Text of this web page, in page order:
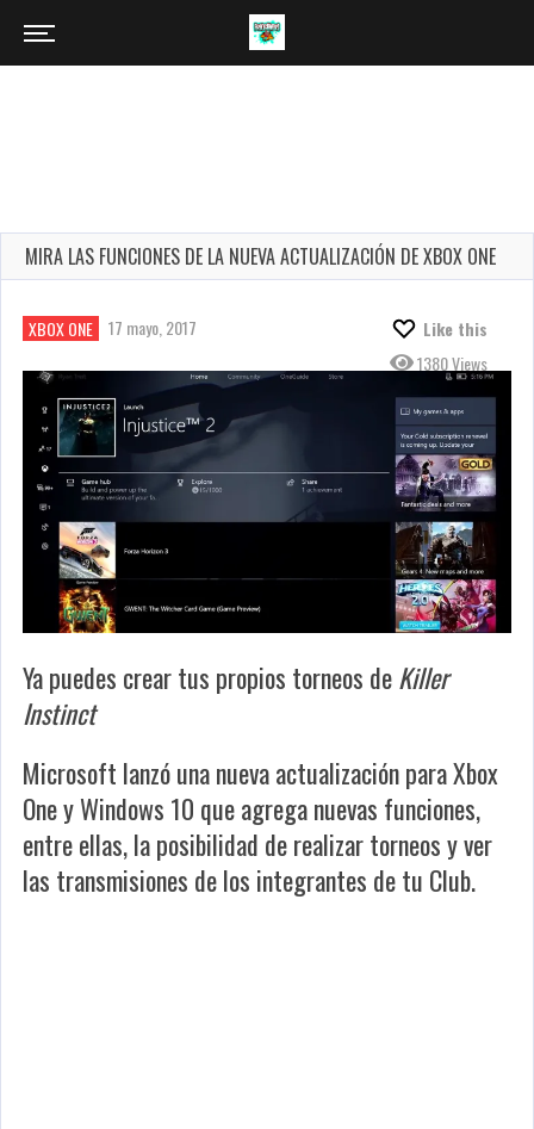
MIRA LAS FUNCIONES DE LA NUEVA ACTUALIZACIÓN DE XBOX ONE
XBOX ONE 17 mayo, 2017
Like this
1380 Views
Ya puedes crear tus propios torneos deKiller
Instinct
Microsoft lanzó una nueva actualización para Xbox
One y Windows 10 que agrega nuevas funciones,
entre ellas, la posibilidad de realizar torneos y ver
las transmisiones de los integrantes de tu Club.